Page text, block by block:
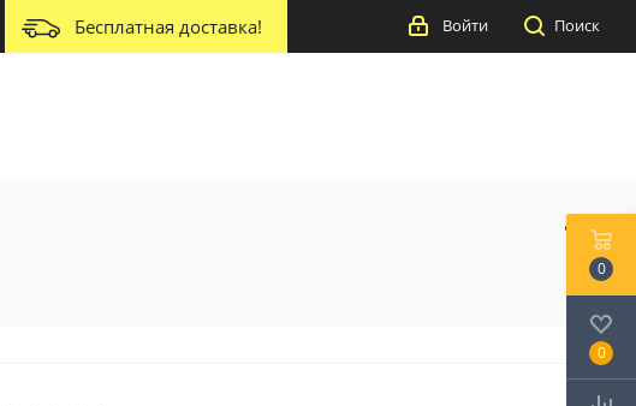
Бесплатная доставка! Поиск
Войти
0
0